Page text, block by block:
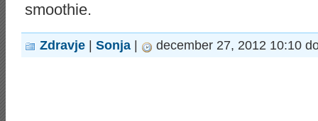
smoothie.
Zdravje Sonja december 27, 2012 10:10